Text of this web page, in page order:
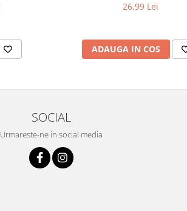
26,99 Lei
ADAUGA IN COS
SOCIAL
Urmareste-ne in social media